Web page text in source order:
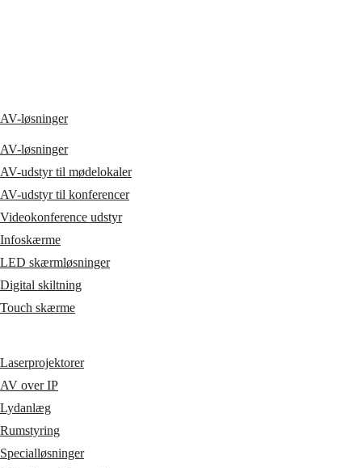
AV-løsninger
AV-løsninger
AV-udstyr til mødelokaler
AV-udstyr til konferencer
Videokonference udstyr
Infoskærme
LED skærmløsninger
Digital skiltning
Touch skærme
Laserprojektorer
AV over IP
Lydanlæg
Rumstyring
Specialløsninger